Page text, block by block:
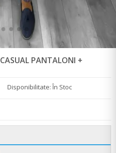
PANTALONI +
Disponibilitate: În Stoc